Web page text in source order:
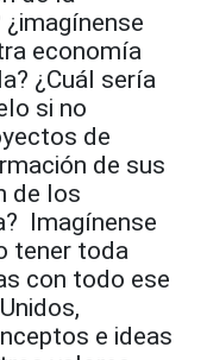
economía
¿Cuál sería
si no
de
de sus
de los
Imagínense
tener toda
con todo ese
e ideas